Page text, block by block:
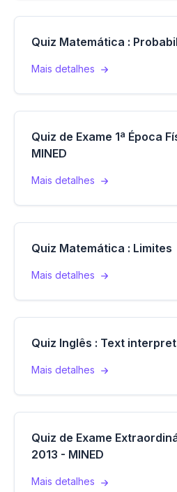
Quiz Matemática :
Mais detalhes
Quiz de Exame 1ª Época
MINED
Mais detalhes
Quiz Matemática : Limites
Mais detalhes
Quiz Inglês : Text
Mais detalhes
Quiz de Exame
2013 - MINED
Mais detalhes